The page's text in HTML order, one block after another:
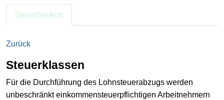
Steuerlexikon
Zurück
Steuerklassen
Für die Durchführung des Lohnsteuerabzugs werden
unbeschränkt einkommensteuerpflichtigen Arbeitnehmern